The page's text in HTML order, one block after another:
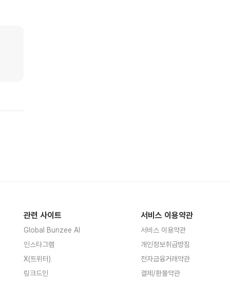
관련 사이트
Global Bunzee AI
인스타그램
X(트위터)
링크드인
서비스 이용약관
서비스 이용약관
개인정보취급방침
전자금융거래약관
결제/환불약관